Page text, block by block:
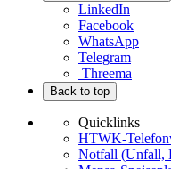
LinkedIn
Facebook
WhatsApp
Telegram
Threema
Back to top
Quicklinks
HTWK-
Notfall (Unfall,